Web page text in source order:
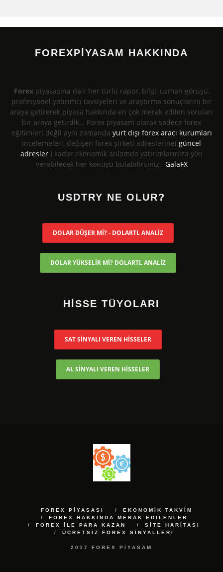
FOREXPİYASAM HAKKINDA
Forexpiyasasına dair her türlü rapor, bilgi, uzman görüşü,
profesyonel yatırımcı tavsiyeleri ve araştırma sonuçlarını bir
araya getirerek piyasa hakkında en çok merak edilen soruları
bir araya getirdik… Forex piyasam olarak sadece forex
eğitimleri değil aynı zamanda yurt dışı forex aracı kurumları
incelemeleri, değişen forex şirketi adreslerine( güncel
adresler ) kadar ekonomik anlamda yatırımlarınıza yön
verebilecek her konuyu bulabilirsiniz. GalaFX
USDTRY NE OLUR?
DOLAR DÜŞER Mİ? - DOLARTL ANALİZ
DOLAR YÜKSELİR Mİ? DOLARTL ANALİZ
HİSSE TÜYOLARI
SAT SİNYALI VEREN HİSSELER
AL SİNYALI VEREN HİSSELER
FOREX PIYASASI
EKONOMIK TAKVIM
FOREX HAKKINDA MERAK EDILENLER
FOREX ILE PARA KAZAN
SITE HARITASI
ÜCRETSIZ FOREX SINYALLERI
2017 FOREX PIYASAM